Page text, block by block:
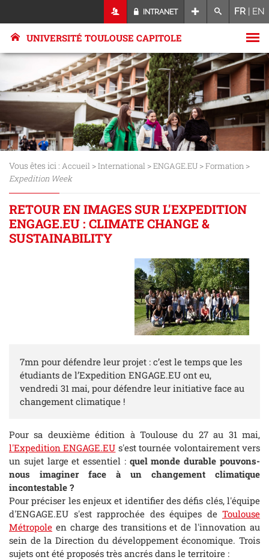
INTRANET FR | EN
UNIVERSITÉ TOULOUSE CAPITOLE
Vous êtes ici : Accueil >International >ENGAGE.EU >Formation >
Expedition Week
RETOUR EN IMAGES SUR L'EXPEDITION
ENGAGE.EU : CLIMATE CHANGE &
SUSTAINABILITY
7mn pour défendre leur projet : c’est le temps que les
étudiants de l’Expedition ENGAGE.EU ont eu,
vendredi 31 mai, pour défendre leur initiative face au
changement climatique !
Pour sa deuxième édition à Toulouse du 27 au 31 mai,
l'Expedition ENGAGE.EU s'est tournée volontairement vers
un sujet large et essentiel : quel monde durable pouvons-
nous imaginer face à un changement climatique
incontestable ?
Pour préciser les enjeux et identifier des défis clés, l'équipe
d'ENGAGE.EU s'est rapprochée des équipes de Toulouse
Métropole en charge des transitions et de l'innovation au
sein de la Direction du développement économique. Trois
sujets ont été proposés très ancrés dans le territoire :